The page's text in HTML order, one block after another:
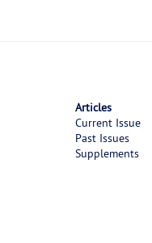
Articles
Current Issue
Past Issues
Supplements